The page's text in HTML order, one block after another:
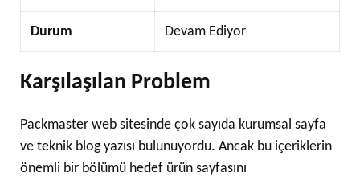
Durum Devam Ediyor
Karşılaşılan Problem
Packmaster web sitesinde çok sayıda kurumsal sayfa
ve teknik blog yazısı bulunuyordu. Ancak bu içeriklerin
önemli bir bölümü hedef ürün sayfasını